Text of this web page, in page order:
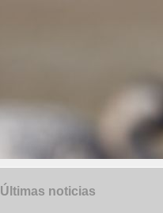
Últimas noticias